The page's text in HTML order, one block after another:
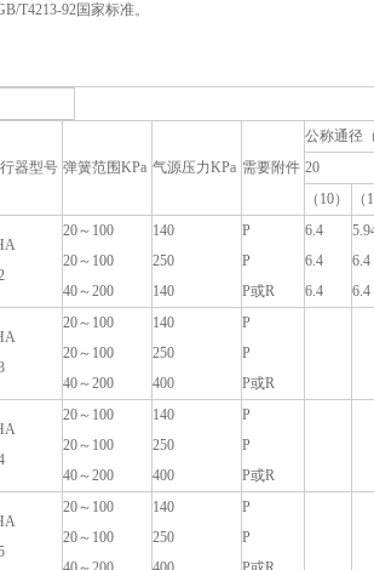
T4213-92国家标准。
器型号 弹簧范围KPa 气源压力KPa 需要附件
公称通径
20
（10）
（
20～100
20～100
40～200
140
250
140
P
P
P或R
6.4
6.4
6.4
6.4
6.4
20～100
20～100
40～200
140
250
400
P
P
P或R
20～100
20～100
40～200
140
250
400
P
P
P或R
20～100
20～100
140
250
P
P